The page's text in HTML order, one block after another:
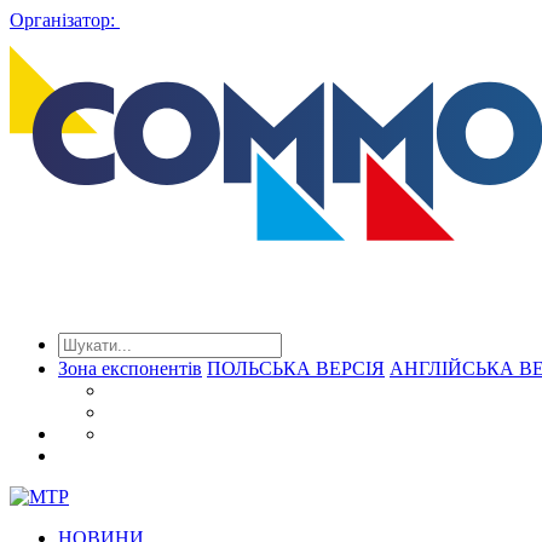
Організатор:
Зона експонентів ПОЛЬСЬКА ВЕРСІЯ АНГЛІЙСЬКА